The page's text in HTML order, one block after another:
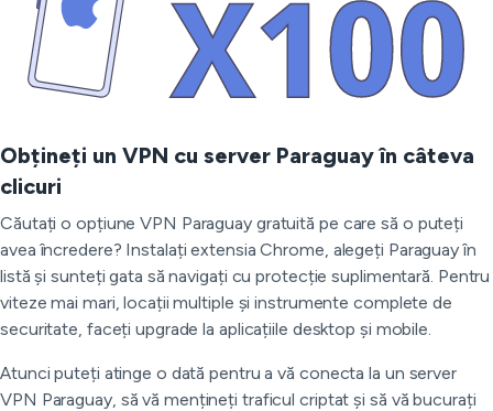
Obțineți un VPN cu server Paraguay în câteva
clicuri
Căutați o opțiune VPN Paraguay gratuită pe care să o puteți
avea încredere? Instalați extensia Chrome, alegeți Paraguay în
listă și sunteți gata să navigați cu protecție suplimentară. Pentru
viteze mai mari, locații multiple și instrumente complete de
securitate, faceți upgrade la aplicațiile desktop și mobile.
Atunci puteți atinge o dată pentru a vă conecta la un server
VPN Paraguay, să vă mențineți traficul criptat și să vă bucurați